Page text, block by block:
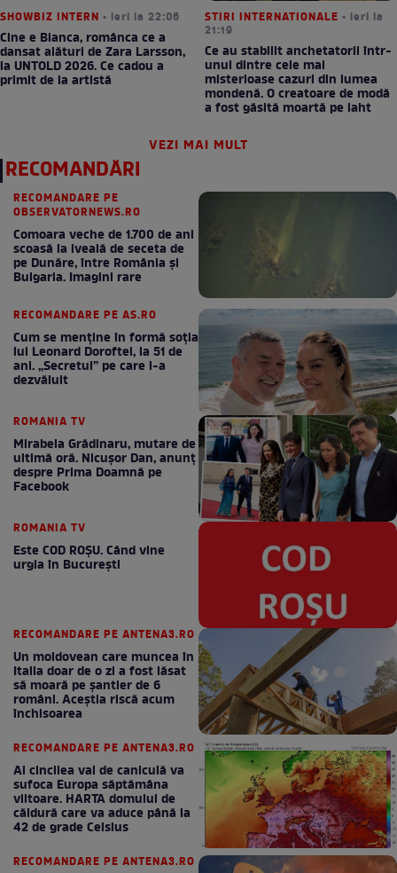
SHOWBIZ INTERN • ieri la 22:06
Cine e Bianca, românca ce a
dansat alături de Zara Larsson,
la UNTOLD 2026. Ce cadou a
primit de la artistă
STIRI INTERNATIONALE • ieri la
21:19
Ce au stabilit anchetatorii într-
unul dintre cele mai
misterioase cazuri din lumea
mondenă. O creatoare de modă
a fost găsită moartă pe iaht
VEZI MAI MULT
RECOMANDĂRI
RECOMANDARE PE
OBSERVATORNEWS.RO
Comoara veche de 1.700 de ani
scoasă la iveală de seceta de
pe Dunăre, între România şi
Bulgaria. Imagini rare
RECOMANDARE PE AS.RO
Cum se menţine în formă soţia
lui Leonard Doroftei, la 51 de
ani. „Secretul” pe care l-a
dezvăluit
ROMANIA TV
Mirabela Grădinaru, mutare de
ultimă oră. Nicuşor Dan, anunţ
despre Prima Doamnă pe
Facebook
ROMANIA TV
Este COD ROŞU. Când vine
urgia în Bucureşti
RECOMANDARE PE ANTENA3.RO
Un moldovean care muncea în
Italia doar de o zi a fost lăsat
să moară pe şantier de 6
români. Aceștia riscă acum
închisoarea
RECOMANDARE PE ANTENA3.RO
Al cincilea val de caniculă va
sufoca Europa săptămâna
viitoare. HARTA domului de
căldură care va aduce până la
42 de grade Celsius
RECOMANDARE PE ANTENA3.RO